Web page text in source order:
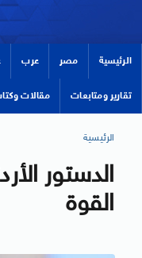
الرئيسية مصر عرب
تقارير ومتابعات مقالات
الرئيسية
الدستور
القوة